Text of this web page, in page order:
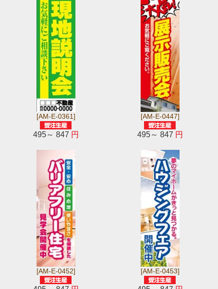
[AM-E-0361]
495～ 847 円
[AM-E-0447]
495～ 847 円
[AM-E-0452] [AM-E-0453]